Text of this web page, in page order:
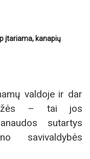
įtariama, kanapių
valdoje ir dar
– tai jos
sutartys
savivaldybės